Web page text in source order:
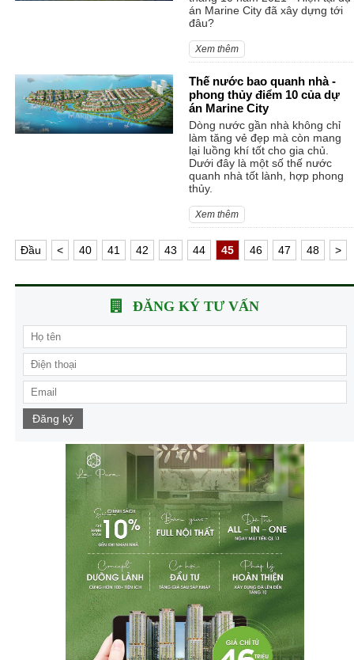
án Marine City đã xây dựng tới
đâu?
Xem thêm
Thế nước bao quanh nhà -
phong thủy điểm 10 của dự
án Marine City
Dòng nước gần nhà không chỉ
làm tăng vẻ đẹp mà còn mang
lại luồng khí tốt cho gia chủ.
Dưới đây là một số thế nước
quanh nhà tốt lành, hợp phong
thủy.
Xem thêm
Ðầu < 40 41 42 43 44 45 46 47 48 >
ĐĂNG KÝ TƯ VẤN
Đăng ký